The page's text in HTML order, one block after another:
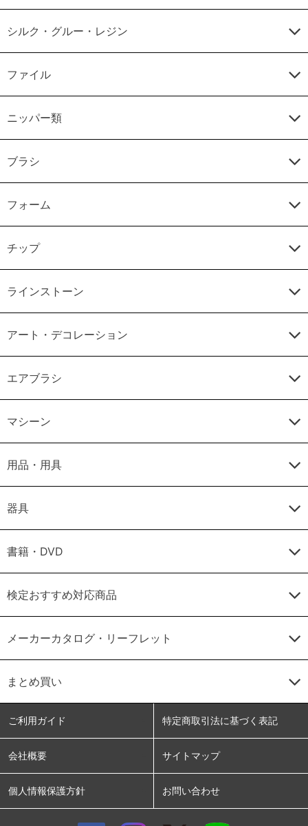
シルク・グルー・レジン
ファイル
ニッパー類
ブラシ
フォーム
チップ
ラインストーン
アート・デコレーション
エアブラシ
マシーン
用品・用具
器具
書籍・DVD
検定おすすめ対応商品
メーカーカタログ・リーフレット
まとめ買い
ご利用ガイド 特定商取引法に基づく表記
会社概要 サイトマップ
個人情報保護方針 お問い合わせ